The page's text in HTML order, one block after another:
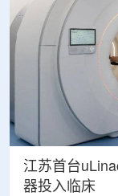
江苏首台
器投入临床